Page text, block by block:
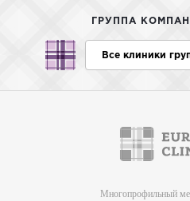
ГРУППА
Все клиники
Многопрофильный